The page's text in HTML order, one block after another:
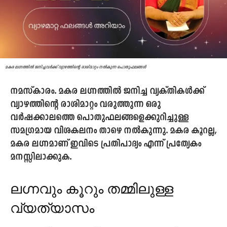
മകര ലഗ്നത്തിൽ ജനിച്ചവർക്ക് വ്യാഴത്തിന്റെ രാശിമാറ്റം നൽകുന്ന പൊതുഫലങ്ങൾ
നമസ്കാരം. മകര ലഗ്നത്തിൽ ജനിച്ച വ്യക്തികൾക്ക്
വ്യാഴത്തിന്റെ രാശിമാറ്റം വരുത്തുന്ന ഒരു
വർഷക്കാലത്തെ പൊതുഫലങ്ങളെക്കുറിച്ചുള്ള
സമഗ്രമായ വിശകലനം താഴെ നൽകുന്നു. മകര കൂറല്ല,
മകര ലഗ്നമാണ് ഇവിടെ പ്രതിപാദ്യം എന്ന് പ്രത്യേകം
മനസ്സിലാക്കുക.
ലഗ്നവും കൂറും തമ്മിലുള്ള
വ്യത്യാസം